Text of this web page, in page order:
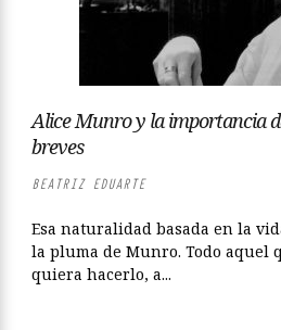
Alice Munro y la importancia
breves
BEATRIZ EDUARTE
Esa naturalidad basada en la
la pluma de Munro. Todo aquel
quiera hacerlo, a...